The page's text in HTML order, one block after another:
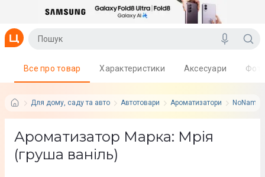
Для дому, саду та авто Автотовари Ароматизатори NoName
Все про товар Характеристики Аксесуари
Ароматизатор Марка: Мрія
(груша ваніль)